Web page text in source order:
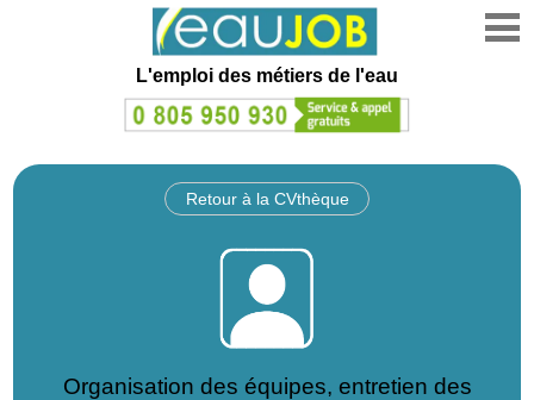
L'emploi des métiers de l'eau
Retour à la CVthèque
Organisation des équipes, entretien des